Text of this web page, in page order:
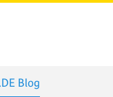
Blog